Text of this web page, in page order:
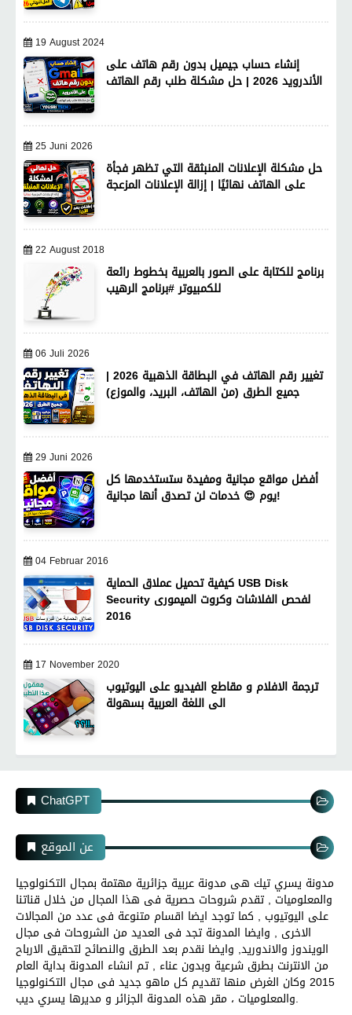
19 August 2024
إنشاء حساب جيميل بدون رقم هاتف على
الأندرويد 2026 | حل مشكلة طلب رقم الهاتف
25 Juni 2026
حل مشكلة الإعلانات المنبثقة التي تظهر فجأة
على الهاتف نهائيًا | إزالة الإعلانات المزعجة
22 August 2018
برنامج للكتابة على الصور بالعربية بخطوط رائعة
للكمبيوتر #برنامج الرهيب
06 Juli 2026
تغيير رقم الهاتف في البطاقة الذهبية 2026 |
جميع الطرق (من الهاتف، البريد، والموزع)
29 Juni 2026
أفضل مواقع مجانية ومفيدة ستستخدمها كل
يوم 😍 خدمات لن تصدق أنها مجانية!
04 Februar 2016
كيفية تحميل عملاق الحماية USB Disk
Security لفحص الفلاشات وكروت الميمورى
2016
17 November 2020
ترجمة الافلام و مقاطع الفيديو على اليوتيوب
الى اللغة العربية بسهولة
ChatGPT
عن الموقع
مدونة يسري تيك هى مدونة عربية جزائرية مهتمة بمجال التكنولوجيا
والمعلوميات , تقدم شروحات حصرية فى هذا المجال من خلال قناتنا
على اليوتيوب , كما توجد ايضا اقسام متنوعة فى عدد من المجالات
الاخرى , وايضا المدونة تجد فى العديد من الشروحات فى مجال
الويندوز والاندوريد, وايضا نقدم بعد الطرق والنصائح لتحقيق الارباح
من الانترنت بطرق شرعية وبدون عناء , تم انشاء المدونة بداية العام
2015 وكان الغرض منها تقديم كل ماهو جديد فى مجال التكنولوجيا
والمعلوميات ، مقر هذه المدونة الجزائر و مديرها يسري ديب.